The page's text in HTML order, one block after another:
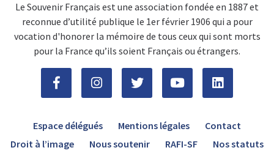
Le Souvenir Français est une association fondée en 1887 et
reconnue d’utilité publique le 1er février 1906 qui a pour
vocation d'honorer la mémoire de tous ceux qui sont morts
pour la France qu’ils soient Français ou étrangers.
Espace délégués Mentions légales
Contact
Droit à l’image
Nous soutenir RAFI-SF Nos statuts